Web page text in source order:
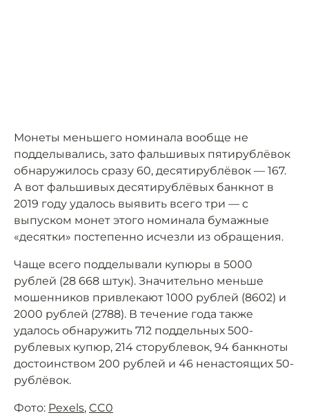
Монеты меньшего номинала вообще не
подделывались, зато фальшивых пятирублёвок
обнаружилось сразу 60, десятирублёвок — 167.
А вот фальшивых десятирублёвых банкнот в
2019 году удалось выявить всего три — с
выпуском монет этого номинала бумажные
«десятки» постепенно исчезли из обращения.
Чаще всего подделывали купюры в 5000
рублей (28 668 штук). Значительно меньше
мошенников привлекают 1000 рублей (8602) и
2000 рублей (2788). В течение года также
удалось обнаружить 712 поддельных 500-
рублевых купюр, 214 сторублевок, 94 банкноты
достоинством 200 рублей и 46 ненастоящих 50-
рублёвок.
Фото: Pexels, CC0